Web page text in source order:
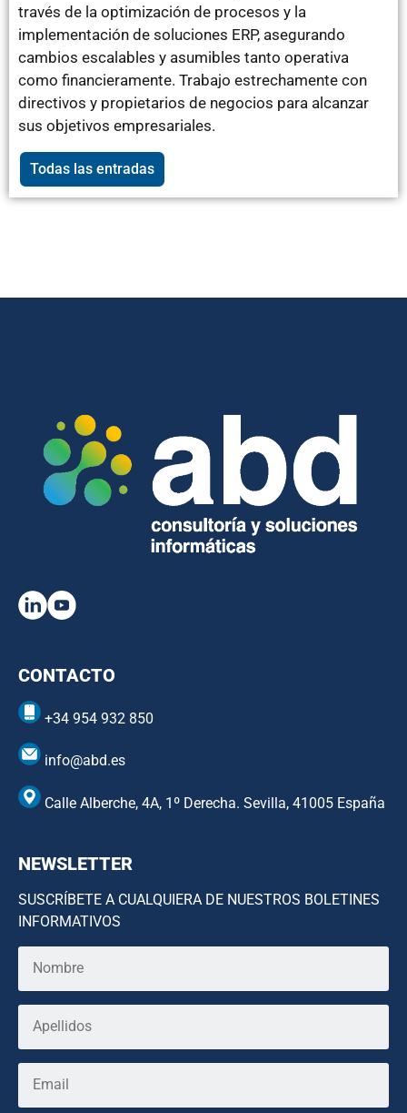
través de la optimización de procesos y la
implementación de soluciones ERP, asegurando
cambios escalables y asumibles tanto operativa
como financieramente. Trabajo estrechamente con
directivos y propietarios de negocios para alcanzar
sus objetivos empresariales.
Todas las entradas
CONTACTO
+34 954 932 850
info@abd.es
Calle Alberche, 4A, 1º Derecha. Sevilla, 41005 España
NEWSLETTER
SUSCRÍBETE A CUALQUIERA DE NUESTROS BOLETINES
INFORMATIVOS